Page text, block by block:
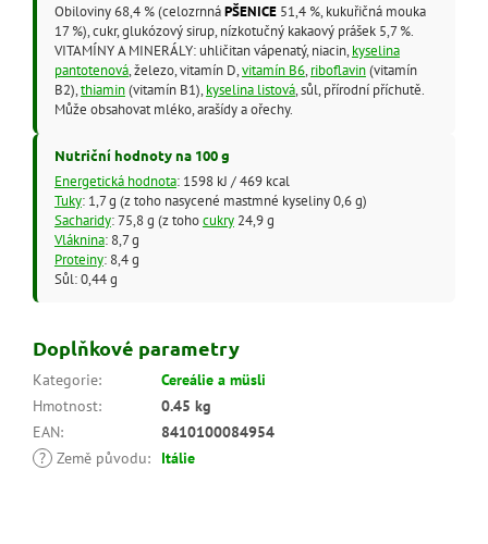
Obiloviny 68,4 % (celozrnnáPŠENICE51,4 %, kukuřičná mouka
17 %), cukr, glukózový sirup, nízkotučný kakaový prášek 5,7 %.
VITAMÍNY A MINERÁLY: uhličitan vápenatý, niacin, kyselina
pantotenová, železo, vitamín D,vitamín B6, riboflavin(vitamín
B2),thiamin(vitamín B1), kyselina listová, sůl, přírodní příchutě.
Může obsahovat mléko, arašídy a ořechy.
Nutriční hodnoty na 100 g
Energetická hodnota: 1598 kJ / 469 kcal
Tuky: 1,7 g (z toho nasycené mastmné kyseliny 0,6 g)
Sacharidy: 75,8 g (z tohocukry24,9 g
Vláknina: 8,7 g
Proteiny: 8,4 g
Sůl: 0,44 g
Doplňkové parametry
Kategorie:
Cereálie a müsli
Hmotnost:
0.45 kg
EAN:
8410100084954
? Země původu: Itálie